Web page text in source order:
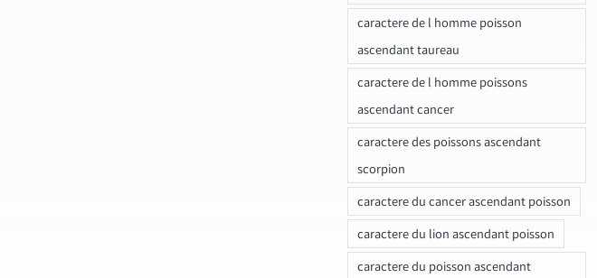
caractere de l homme poisson
ascendant taureau
caractere de l homme poissons
ascendant cancer
caractere des poissons ascendant
scorpion
caractere du cancer ascendant poisson
caractere du lion ascendant poisson
caractere du poisson ascendant